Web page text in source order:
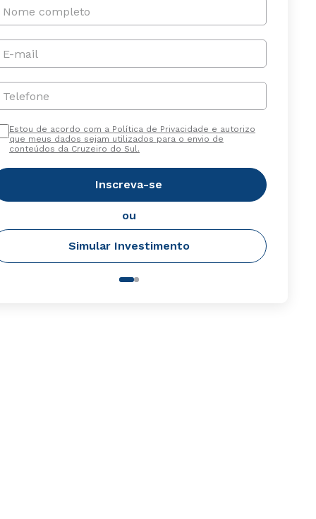
Nome completo
E-mail
Telefone
Estou de acordo com a Política de Privacidade e autorizo
que meus dados sejam utilizados para o envio de
conteúdos da Cruzeiro do Sul.
Inscreva-se
ou
Simular Investimento